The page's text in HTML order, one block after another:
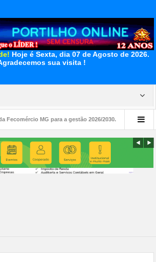
Hoje é Sexta, dia 07 de Agosto de 2026.
sua visita !
para a gestão 2026/2030.
Pássaros?”?🫣👀” ?? 🐽 🐷 🐖